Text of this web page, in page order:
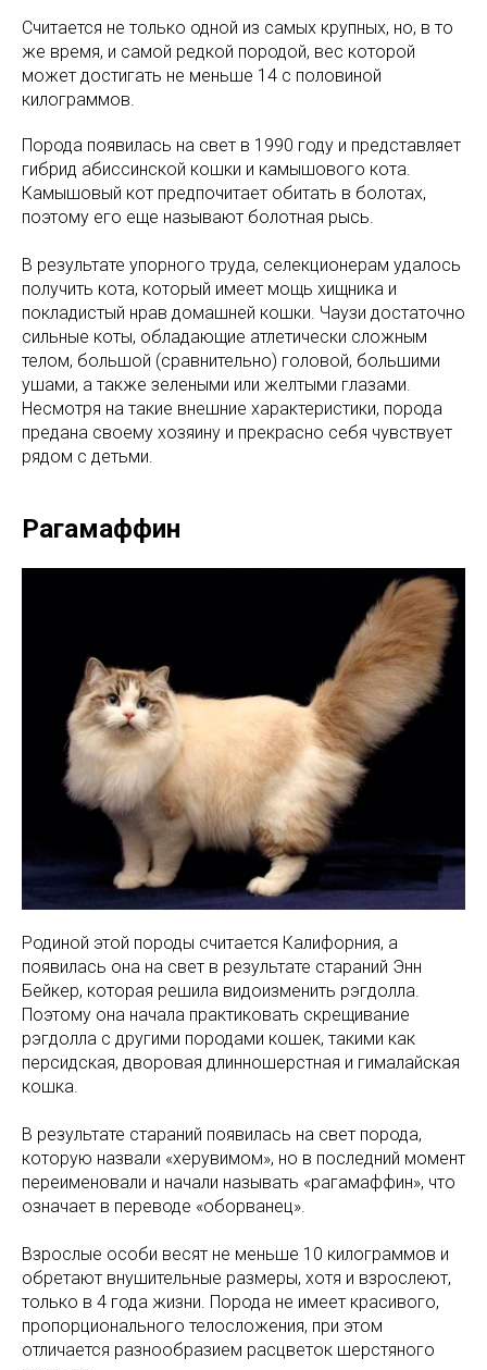
Считается не только одной из самых крупных, но, в то
же время, и самой редкой породой, вес которой
может достигать не меньше 14 с половиной
килограммов.
Порода появилась на свет в 1990 году и представляет
гибрид абиссинской кошки и камышового кота.
Камышовый кот предпочитает обитать в болотах,
поэтому его еще называют болотная рысь.
В результате упорного труда, селекционерам удалось
получить кота, который имеет мощь хищника и
покладистый нрав домашней кошки. Чаузи достаточно
сильные коты, обладающие атлетически сложным
телом, большой (сравнительно) головой, большими
ушами, а также зелеными или желтыми глазами.
Несмотря на такие внешние характеристики, порода
предана своему хозяину и прекрасно себя чувствует
рядом с детьми.
Рагамаффин
Родиной этой породы считается Калифорния, а
появилась она на свет в результате стараний Энн
Бейкер, которая решила видоизменить рэгдолла.
Поэтому она начала практиковать скрещивание
рэгдолла с другими породами кошек, такими как
персидская, дворовая длинношерстная и гималайская
кошка.
В результате стараний появилась на свет порода,
которую назвали «херувимом», но в последний момент
переименовали и начали называть «рагамаффин», что
означает в переводе «оборванец».
Взрослые особи весят не меньше 10 килограммов и
обретают внушительные размеры, хотя и взрослеют,
только в 4 года жизни. Порода не имеет красивого,
пропорционального телосложения, при этом
отличается разнообразием расцветок шерстяного